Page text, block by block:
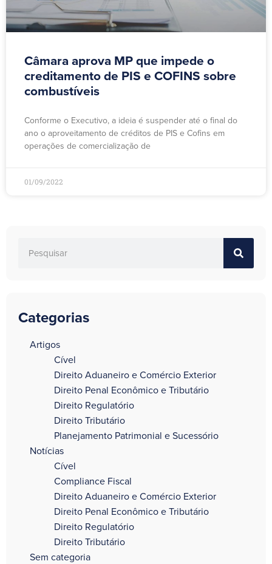
Câmara aprova MP que impede o
creditamento de PIS e COFINS sobre
combustíveis
Conforme o Executivo, a ideia é suspender até o final do
ano o aproveitamento de créditos de PIS e Cofins em
operações de comercialização de
01/09/2022
Categorias
Artigos
Cível
Direito Aduaneiro e Comércio Exterior
Direito Penal Econômico e Tributário
Direito Regulatório
Direito Tributário
Planejamento Patrimonial e Sucessório
Notícias
Cível
Compliance Fiscal
Direito Aduaneiro e Comércio Exterior
Direito Penal Econômico e Tributário
Direito Regulatório
Direito Tributário
Sem categoria